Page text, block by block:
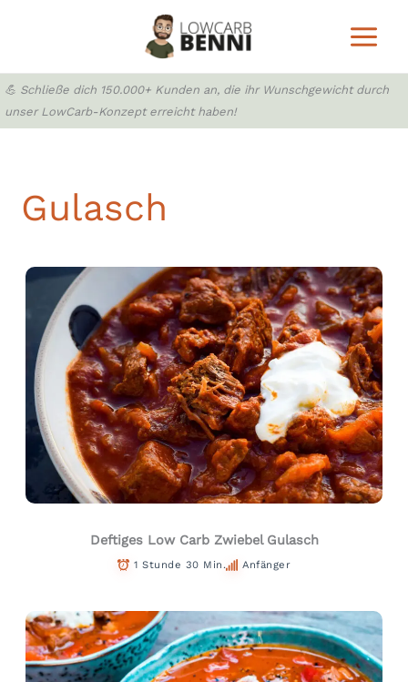
💪 Schließe dich 150.000+ Kunden an, die ihr Wunschgewicht durch
unser LowCarb-Konzept erreicht haben!
Gulasch
Deftiges Low Carb Zwiebel Gulasch
1 Stunde 30 Min. Anfänger